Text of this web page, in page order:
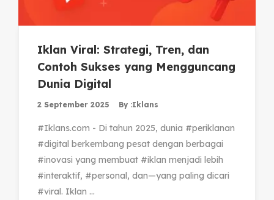
Iklan Viral: Strategi, Tren, dan
Contoh Sukses yang Mengguncang
Dunia Digital
2 September 2025 By :Iklans
#Iklans.com - Di tahun 2025, dunia #periklanan
#digital berkembang pesat dengan berbagai
#inovasi yang membuat #iklan menjadi lebih
#interaktif, #personal, dan—yang paling dicari
#viral. Iklan ...